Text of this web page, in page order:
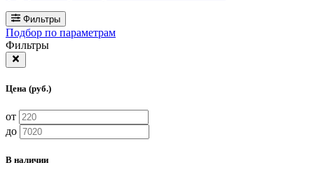
Фильтры
Подбор по параметрам
Фильтры
Цена (руб.)
от
до
В наличии